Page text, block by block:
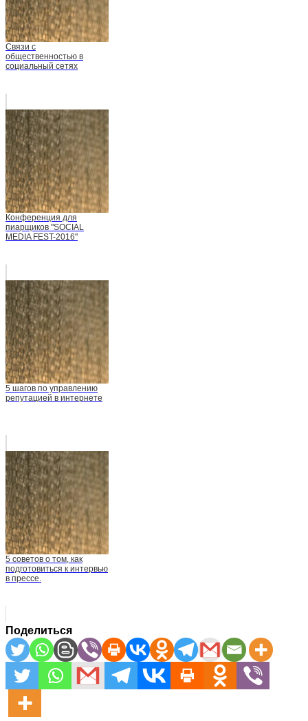
Связи с
общественностью в
социальный сетях
Конференция для
пиарщиков "SOCIAL
MEDIA FEST-2016"
5 шагов по управлению
репутацией в интернете
5 советов о том, как
подготовиться к интервью
в прессе.
Поделиться